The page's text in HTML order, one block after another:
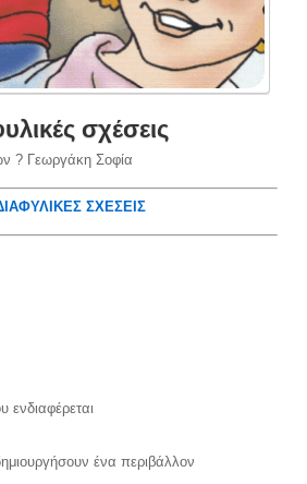
σχέσεις
? Γεωργάκη Σοφία
ΣΧΕΣΕΙΣ
ενδιαφέρεται
ένα περιβάλλον